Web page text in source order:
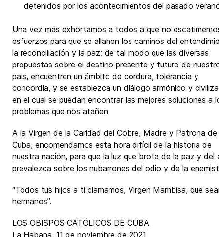
detenidos por los acontecimientos del pasado
Una vez más exhortamos a todos a que no
esfuerzos para que se allanen los caminos del
la reconciliación y la paz; de tal modo que las diversas
propuestas sobre el destino presente y futuro de
país, encuentren un ámbito de cordura, tolerancia y
concordia, y se establezca un diálogo armónico y
en el cual se puedan encontrar las mejores soluciones a
problemas que nos atañen.
A la Virgen de la Caridad del Cobre, Madre y Patrona de
Cuba, encomendamos esta hora difícil de la historia de
nuestra nación, para que la luz que brota de la paz y del
prevalezca sobre los nubarrones del odio y de la
“Todos tus hijos a ti clamamos, Virgen Mambisa, que
hermanos”.
LOS OBISPOS CATÓLICOS DE CUBA
La Habana, 11 de noviembre de 2021